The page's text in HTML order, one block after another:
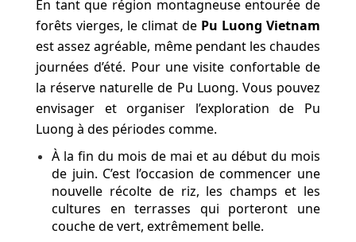
En tant que région montagneuse entourée de
forêts vierges, le climat de Pu Luong Vietnam
est assez agréable, même pendant les chaudes
journées d’été. Pour une visite confortable de
la réserve naturelle de Pu Luong. Vous pouvez
envisager et organiser l’exploration de Pu
Luong à des périodes comme.
À la fin du mois de mai et au début du mois
de juin. C’est l’occasion de commencer une
nouvelle récolte de riz, les champs et les
cultures en terrasses qui porteront une
couche de vert, extrêmement belle.